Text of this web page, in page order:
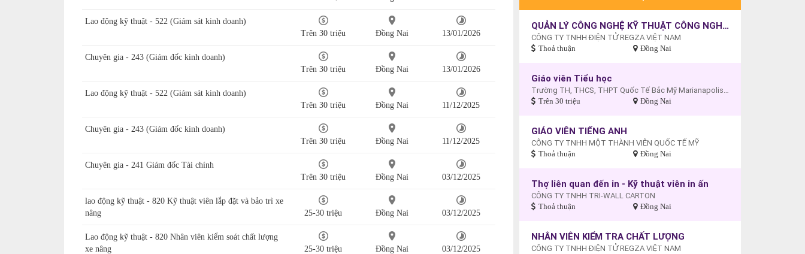
Lao động kỹ thuật - 522 (Giám sát kinh doanh)
Trên 30 triệu
Đồng Nai 13/01/2026
Chuyên gia - 243 (Giám đốc kinh doanh)
Trên 30 triệu
Đồng Nai 13/01/2026
Lao động kỹ thuật - 522 (Giám sát kinh doanh)
Trên 30 triệu
Đồng Nai 11/12/2025
Chuyên gia - 243 (Giám đốc kinh doanh)
Trên 30 triệu
Đồng Nai 11/12/2025
Chuyên gia - 241 Giám đốc Tài chính
Trên 30 triệu
Đồng Nai 03/12/2025
lao động kỹ thuật - 820 Kỹ thuật viên lắp đặt và bảo trì xe
nâng
25-30 triệu Đồng Nai 03/12/2025
Lao động kỹ thuật - 820 Nhân viên kiểm soát chất lượng
xe nâng
25-30 triệu Đồng Nai 03/12/2025
QUẢN LÝ CÔNG NGHỆ KỸ THUẬT CÔNG NGHIỆP
CÔNG TY TNHH ĐIỆN TỬ REGZA VIỆT NAM
Thoả thuận Đồng Nai
Giáo viên Tiểu học
Trường TH, THCS, THPT Quốc Tế Bắc Mỹ Marianapolis - Cơ sở Biên Hòa
Trên 30 triệu Đồng Nai
GIÁO VIÊN TIẾNG ANH
CÔNG TY TNHH MỘT THÀNH VIÊN QUỐC TẾ MỸ
Thoả thuận Đồng Nai
Thợ liên quan đến in - Kỹ thuật viên in ấn
CÔNG TY TNHH TRI-WALL CARTON
Thoả thuận Đồng Nai
NHÂN VIÊN KIỂM TRA CHẤT LƯỢNG
CÔNG TY TNHH ĐIỆN TỬ REGZA VIỆT NAM